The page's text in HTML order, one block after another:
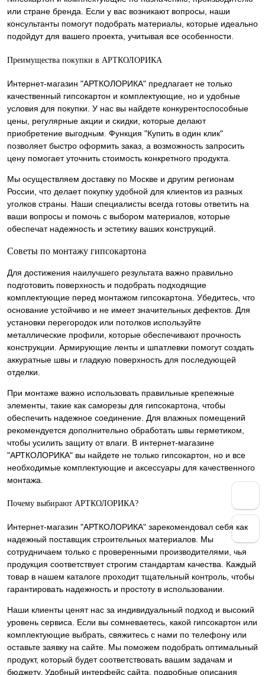
или стране бренда. Если у вас возникают вопросы, наши
консультанты помогут подобрать материалы, которые идеально
подойдут для вашего проекта, учитывая все особенности.
Преимущества покупки в АРТКОЛОРИКА
Интернет-магазин "АРТКОЛОРИКА" предлагает не только
качественный гипсокартон и комплектующие, но и удобные
условия для покупки. У нас вы найдете конкурентоспособные
цены, регулярные акции и скидки, которые делают
приобретение выгодным. Функция "Купить в один клик"
позволяет быстро оформить заказ, а возможность запросить
цену помогает уточнить стоимость конкретного продукта.
Мы осуществляем доставку по Москве и другим регионам
России, что делает покупку удобной для клиентов из разных
уголков страны. Наши специалисты всегда готовы ответить на
ваши вопросы и помочь с выбором материалов, которые
обеспечат надежность и эстетику ваших конструкций.
Советы по монтажу гипсокартона
Для достижения наилучшего результата важно правильно
подготовить поверхность и подобрать подходящие
комплектующие перед монтажом гипсокартона. Убедитесь, что
основание устойчиво и не имеет значительных дефектов. Для
установки перегородок или потолков используйте
металлические профили, которые обеспечивают прочность
конструкции. Армирующие ленты и шпатлевки помогут создать
аккуратные швы и гладкую поверхность для последующей
отделки.
При монтаже важно использовать правильные крепежные
элементы, такие как саморезы для гипсокартона, чтобы
обеспечить надежное соединение. Для влажных помещений
рекомендуется дополнительно обработать швы герметиком,
чтобы усилить защиту от влаги. В интернет-магазине
"АРТКОЛОРИКА" вы найдете не только гипсокартон, но и все
необходимые комплектующие и аксессуары для качественного
монтажа.
Почему выбирают АРТКОЛОРИКА?
Интернет-магазин "АРТКОЛОРИКА" зарекомендовал себя как
надежный поставщик строительных материалов. Мы
сотрудничаем только с проверенными производителями, чья
продукция соответствует строгим стандартам качества. Каждый
товар в нашем каталоге проходит тщательный контроль, чтобы
гарантировать надежность и простоту в использовании.
Наши клиенты ценят нас за индивидуальный подход и высокий
уровень сервиса. Если вы сомневаетесь, какой гипсокартон или
комплектующие выбрать, свяжитесь с нами по телефону или
оставьте заявку на сайте. Мы поможем подобрать оптимальный
продукт, который будет соответствовать вашим задачам и
бюджету. Удобный интерфейс сайта, подробные описания